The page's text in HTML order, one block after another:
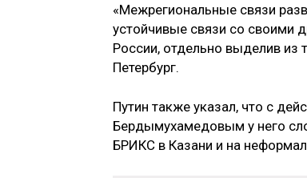
«Межрегиональные связи
устойчивые связи со своими
России, отдельно выделив из
Петербург.
Путин также указал, что с
Бердымухамедовым у него
БРИКС в Казани и на